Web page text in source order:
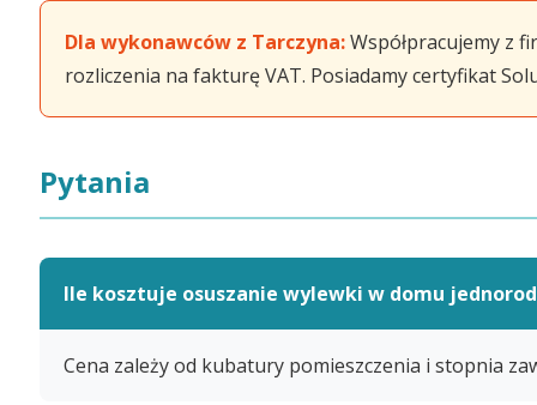
Dla wykonawców z Tarczyna:Współpracujemy z
rozliczenia na fakturę VAT. Posiadamy certyfikat
Pytania
Ile kosztuje osuszanie wylewki w domu
Cena zależy od kubatury pomieszczenia i stopnia